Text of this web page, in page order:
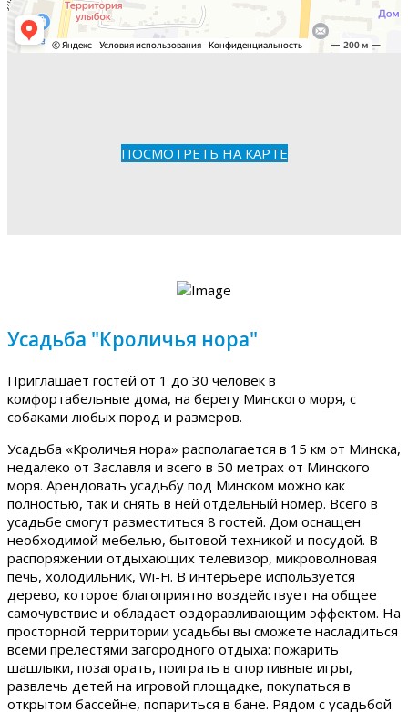
ПОСМОТРЕТЬ НА КАРТЕ
Усадьба "Кроличья нора"
Приглашает гостей от 1 до 30 человек в
комфортабельные дома, на берегу Минского моря, с
собаками любых пород и размеров.
Усадьба «Кроличья нора» располагается в 15 км от Минска,
недалеко от Заславля и всего в 50 метрах от Минского
моря. Арендовать усадьбу под Минском можно как
полностью, так и снять в ней отдельный номер. Всего в
усадьбе смогут разместиться 8 гостей. Дом оснащен
необходимой мебелью, бытовой техникой и посудой. В
распоряжении отдыхающих телевизор, микроволновая
печь, холодильник, Wi-Fi. В интерьере используется
дерево, которое благоприятно воздействует на общее
самочувствие и обладает оздоравливающим эффектом. На
просторной территории усадьбы вы сможете насладиться
всеми прелестями загородного отдыха: пожарить
шашлыки, позагорать, поиграть в спортивные игры,
развлечь детей на игровой площадке, покупаться в
открытом бассейне, попариться в бане. Рядом с усадьбой